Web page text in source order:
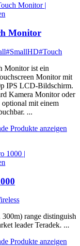
Monitor
#SmallHD#Touch
Monitor ist ein
Monitor mit
IPS LCD-Bildschirm.
Kamera Monitor oder
mit einem
...
Produkte anzeigen
range distinguish
leader Teradek. ...
Produkte anzeigen